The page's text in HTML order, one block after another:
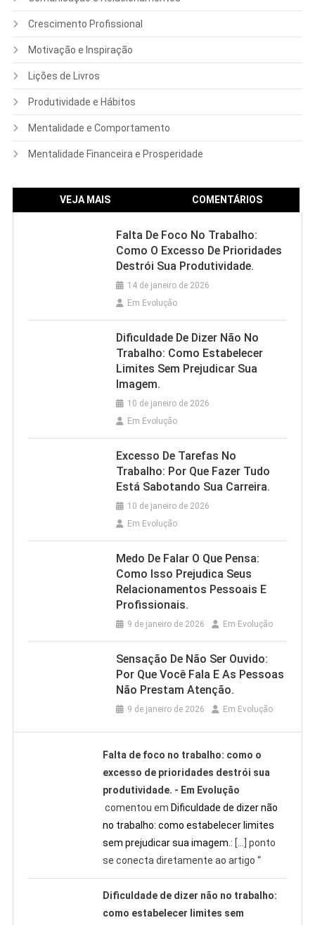
Crescimento Profissional
Motivação e Inspiração
Lições de Livros
Produtividade e Hábitos
Mentalidade e Comportamento
Mentalidade Financeira e Prosperidade
VEJA MAIS COMENTÁRIOS
Falta De Foco No Trabalho:
Como O Excesso De Prioridades
Destrói Sua Produtividade.
14 de janeiro de 2026
Em Evolução
Dificuldade De Dizer Não No
Trabalho: Como Estabelecer
Limites Sem Prejudicar Sua
Imagem.
10 de janeiro de 2026
Em Evolução
Excesso De Tarefas No
Trabalho: Por Que Fazer Tudo
Está Sabotando Sua Carreira.
10 de janeiro de 2026
Em Evolução
Medo De Falar O Que Pensa:
Como Isso Prejudica Seus
Relacionamentos Pessoais E
Profissionais.
9 de janeiro de 2026 Em Evolução
Sensação De Não Ser Ouvido:
Por Que Você Fala E As Pessoas
Não Prestam Atenção.
9 de janeiro de 2026 Em Evolução
Falta de foco no trabalho: como o
excesso de prioridades destrói sua
produtividade. - Em Evolução
comentou em Dificuldade de dizer não
no trabalho: como estabelecer limites
sem prejudicar sua imagem.: […] ponto
se conecta diretamente ao artigo “
Dificuldade de dizer não no trabalho:
como estabelecer limites sem